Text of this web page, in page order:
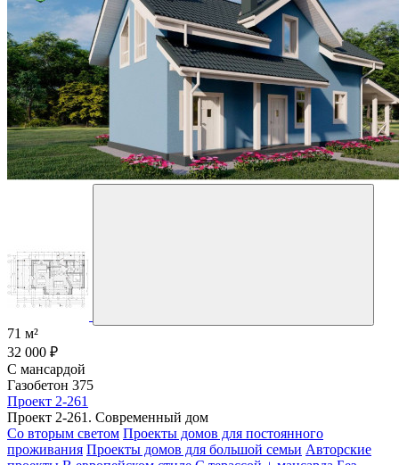
71 м²
32 000 ₽
С мансардой
Газобетон 375
Проект 2-261
Проект 2-261. Современный дом
Со вторым светом Проекты домов для постоянного
проживания Проекты домов для большой семьи Авторские